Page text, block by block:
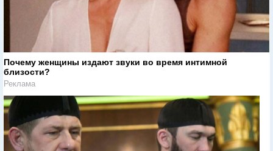
Почему женщины издают звуки во время интимной
близости?
Реклама